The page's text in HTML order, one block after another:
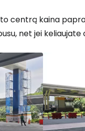
centrą kaina
net jei keliaujate